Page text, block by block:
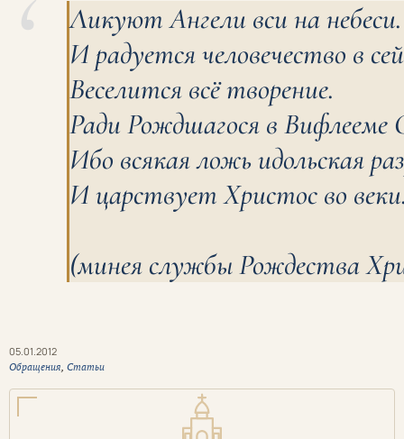
Ликуют Ангели вси на небеси.
И радуется человечество в
Веселится всё творение.
Ради Рождшагося в Вифлееме
Ибо всякая ложь идольская
И царствует Христос во
(минея службы Рождества
05.01.2012
Обращения, Статьи